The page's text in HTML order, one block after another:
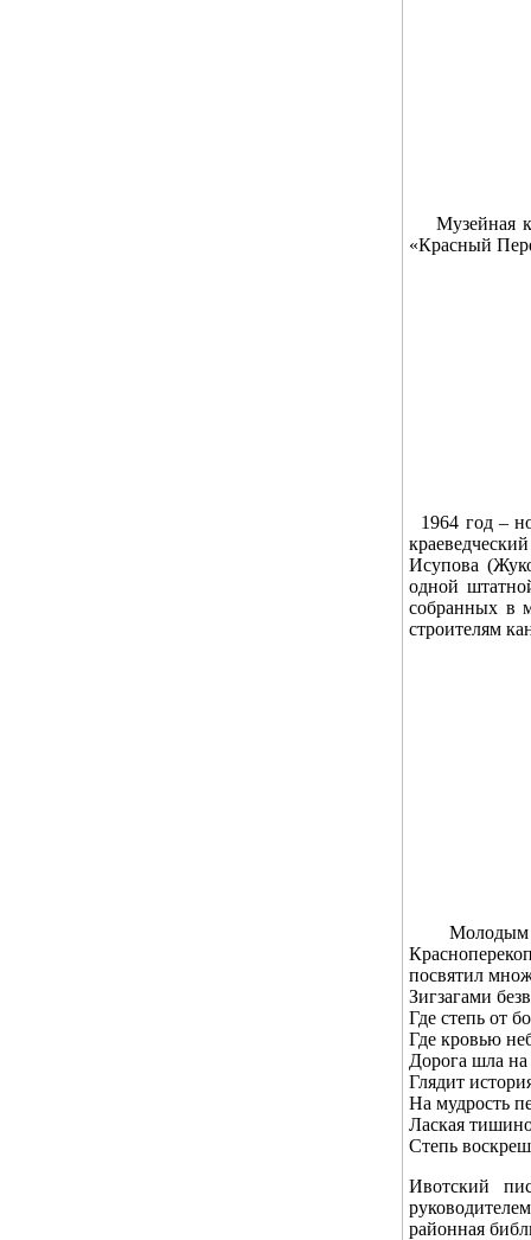
Музейная
«Красный
1964 год –
Исупова
одной
собранных в
строителям
Молодым
посвятил
Зигзагами
Где степь от
Где кровью
Дорога шла
Глядит
На мудрость
Лаская
Степь
Ивотский
районная